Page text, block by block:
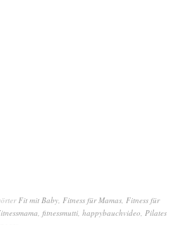
Fit mit Baby Fitness für Mamas Fitness für
fitnessmutti happybauchvideo Pilates